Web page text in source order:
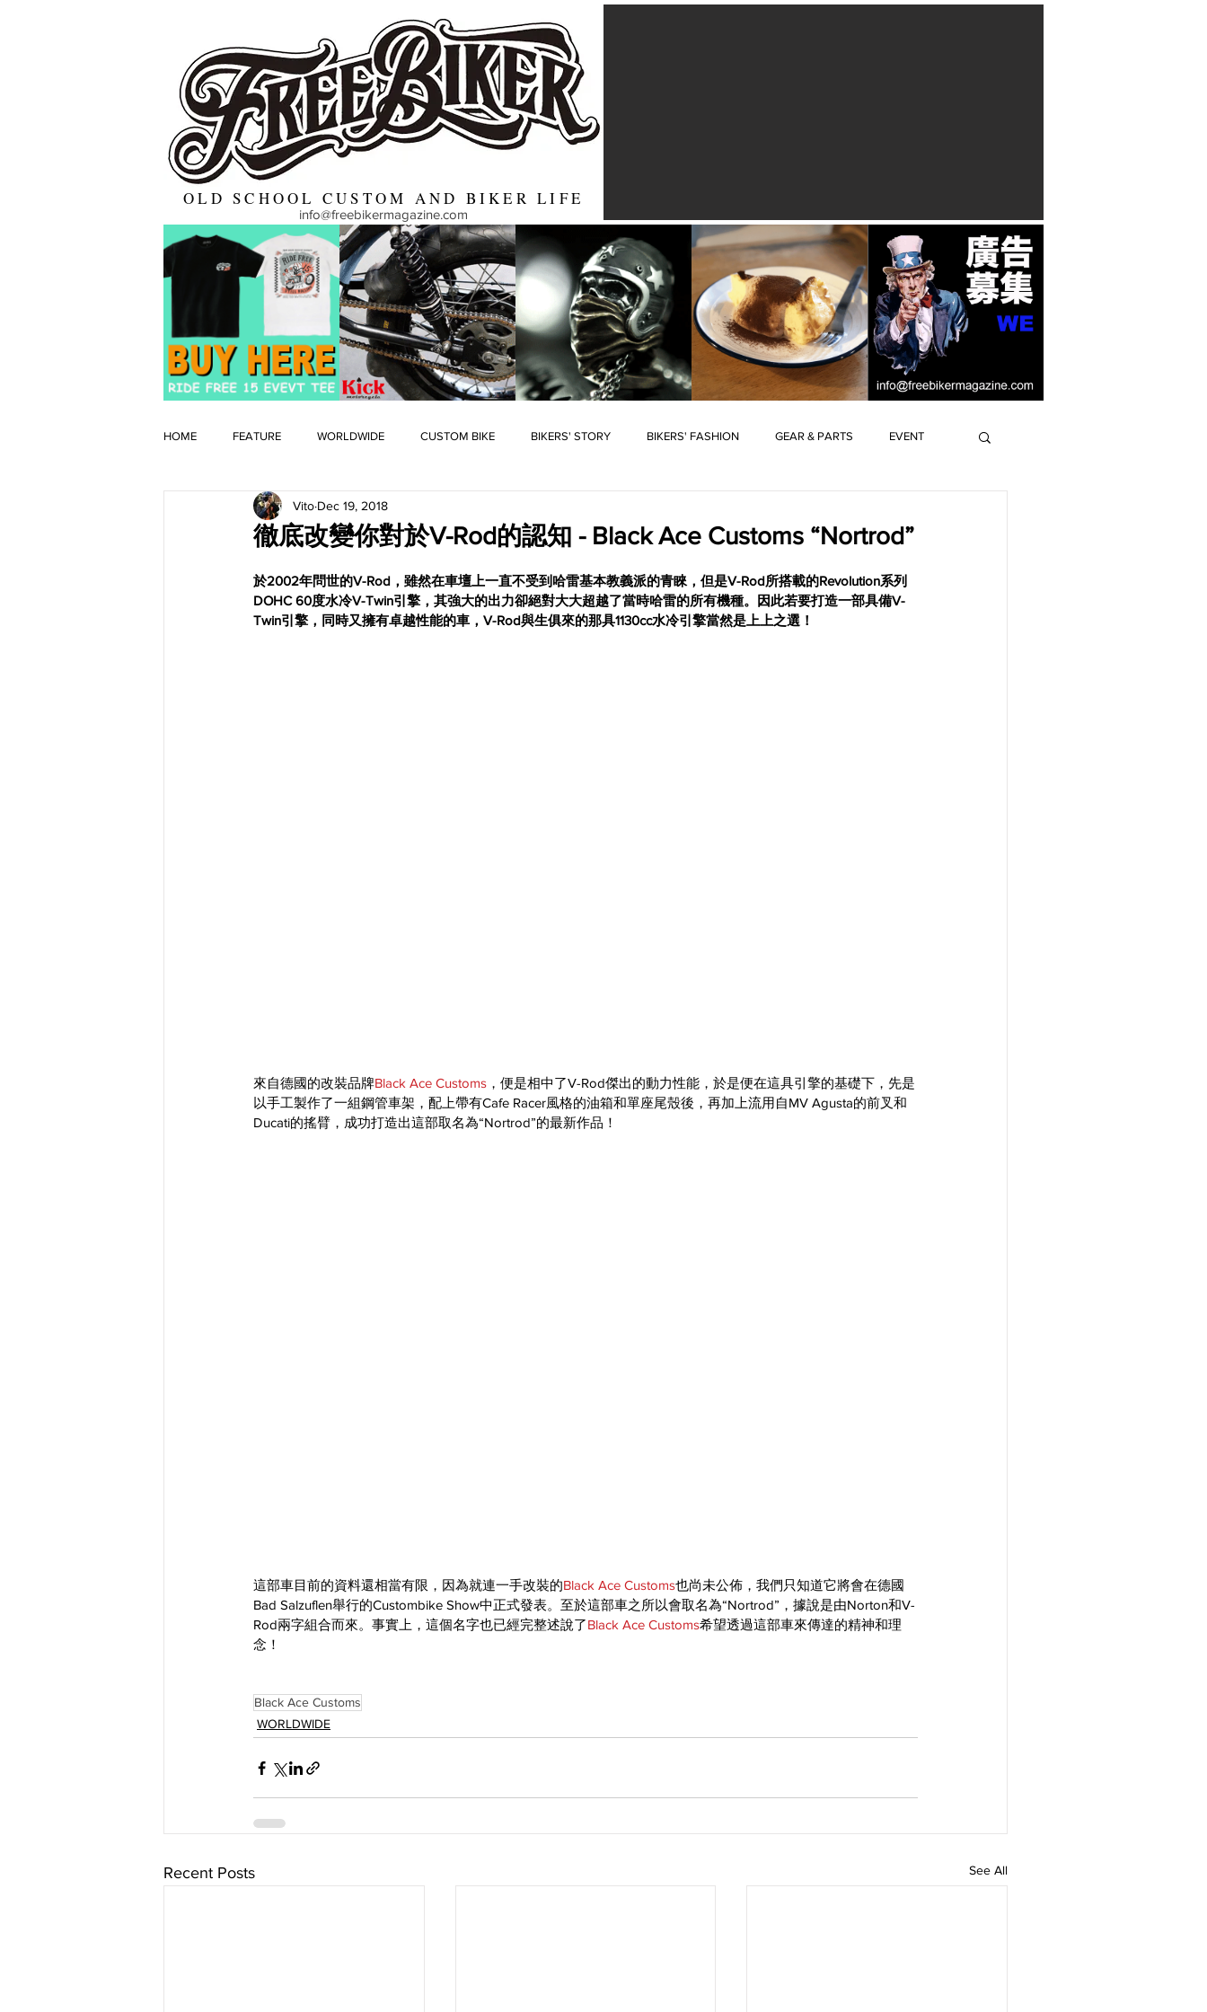
OLD SCHOOL CUSTOM AND BIKER LIFE
info@freebikermagazine.com
HOME FEATURE WORLDWIDE CUSTOM BIKE BIKERS' STORY BIKERS' FASHION GEAR & PARTS EVENT
OLD TIMER
徹底改變你對於V-Rod的認知 - Black Ace Customs “Nortrod”
Vito Dec 19, 2018
於2002年問世的V-Rod，雖然在車壇上一直不受到哈雷基本教義派的青睞，但是V-Rod所搭載的Revolution系列
DOHC 60度水冷V-Twin引擎，其強大的出力卻絕對大大超越了當時哈雷的所有機種。因此若要打造一部具備V-
Twin引擎，同時又擁有卓越性能的車，V-Rod與生俱來的那具1130cc水冷引擎當然是上上之選！
來自德國的改裝品牌Black Ace Customs ，便是相中了V-Rod傑出的動力性能，於是便在這具引擎的基礎下，先是
以手工製作了一組鋼管車架，配上帶有Cafe Racer風格的油箱和單座尾殼後，再加上流用自MV Agusta的前叉和
Ducati的搖臂，成功打造出這部取名為“Nortrod”的最新作品！
這部車目前的資料還相當有限，因為就連一手改裝的Black Ace Customs也尚未公佈，我們只知道它將會在德國
Bad Salzuflen舉行的Custombike Show中正式發表。至於這部車之所以會取名為“Nortrod”，據說是由Norton和V-
Rod兩字組合而來。事實上，這個名字也已經完整述說了Black Ace Customs希望透過這部車來傳達的精神和理
念！
Black Ace Customs
WORLDWIDE
Recent Posts See All